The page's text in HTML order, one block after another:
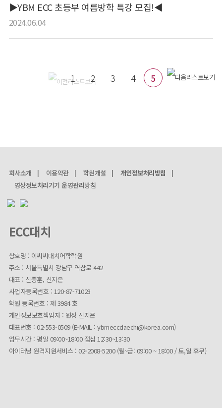
▶YBM ECC 초등부 여름방학 특강 모집!◀
2024.06.04
1 2 3 4 5
회사소개 | 이용약관 | 학원개설 | 개인정보처리방침
|
영상정보처리기기 운영관리방침
ECC대치
상호명 : 이씨씨대치어학학원
주소 : 서울특별시 강남구 역삼로 442
대표 : 신종훈, 신지은
사업자등록번호 : 120-87-71023
학원 등록번호 : 제 3984 호
개인정보보호책임자 : 원장 신지은
대표번호 : 02-553-0509 (E-MAIL : ybmeccdaechi@korea.com)
업무시간 :평일 09:00~18:00 점심 12:30~13:30
아이러닝 원격지원서비스 : 02-2008-5200 (월~금: 09:00 ~ 18:00 / 토,일 휴무)